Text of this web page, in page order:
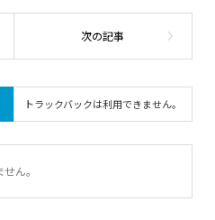
トラックバックは利用できません。
ん。